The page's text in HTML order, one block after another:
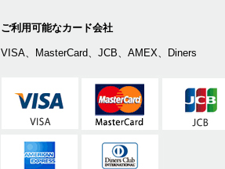
ご利用可能なカード会社
VISA、MasterCard、JCB、AMEX、Diners